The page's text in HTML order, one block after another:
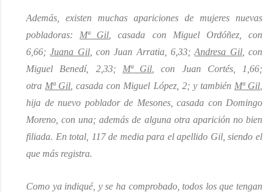
Además, existen muchas apariciones de mujeres nuevas
pobladoras: MªGil , casada con Miguel Ordóñez, con
6,66;Juana Gil, con Juan Arratia, 6,33;Andresa Gil, con
Miguel Benedí, 2,33; MªGil , con Juan Cortés, 1,66;
otra MªGil , casada con Miguel López, 2; y también MªGil
hija de nuevo poblador de Mesones, casada con Domingo
Moreno, con una; además de alguna otra aparición no bien
filiada. En total, 117 de media para el apellido Gil, siendo el
que más registra.
Como ya indiqué, y se ha comprobado, todos los que tengan